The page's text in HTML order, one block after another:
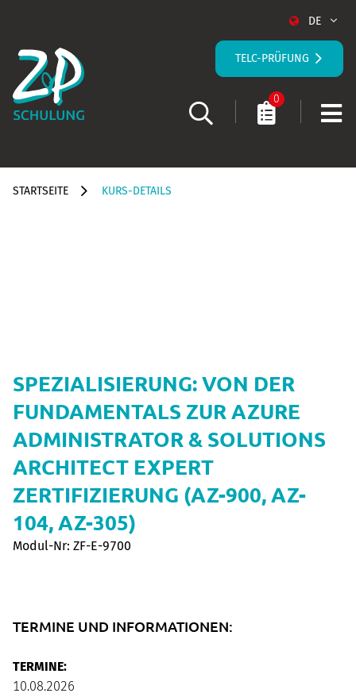
DE
TELC-PRÜFUNG
0
STARTSEITE KURS-DETAILS
SPEZIALISIERUNG: VON DER
FUNDAMENTALS ZUR AZURE
ADMINISTRATOR & SOLUTIONS
ARCHITECT EXPERT
ZERTIFIZIERUNG (AZ-900, AZ-
104, AZ-305)
Modul-Nr: ZF-E-9700
TERMINE UND INFORMATIONEN:
TERMINE:
10.08.2026